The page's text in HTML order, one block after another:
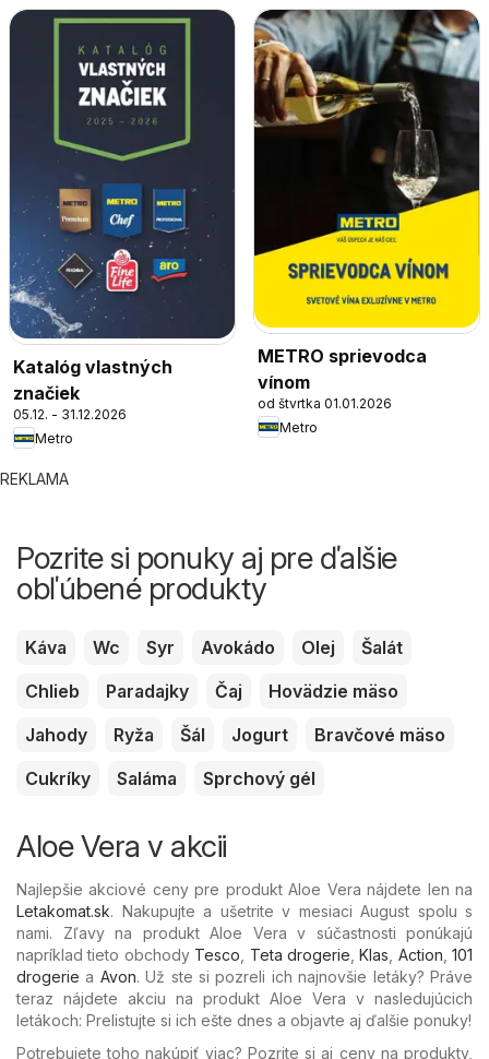
Katalóg vlastných
značiek
05.12. - 31.12.2026
Metro
METRO sprievodca
vínom
od štvrtka 01.01.2026
Metro
REKLAMA
Pozrite si ponuky aj pre ďalšie
obľúbené produkty
Káva Wc Syr Avokádo Olej
Šalát
Chlieb
Paradajky Čaj
Hovädzie mäso
Jahody
Ryža Šál Jogurt
Bravčové mäso
Cukríky
Saláma Sprchový gél
Aloe Vera v akcii
Najlepšie akciové ceny pre produkt Aloe Vera nájdete len na
Letakomat.sk. Nakupujte a ušetrite v mesiaci August spolu s
nami. Zľavy na produkt Aloe Vera v súčastnosti ponúkajú
napríklad tieto obchody Tesco Teta drogerie ,Klas Action 101
drogerie a Avon. Už ste si pozreli ich najnovšie letáky? Práve
teraz nájdete akciu na produkt Aloe Vera v nasledujúcich
letákoch: Prelistujte si ich ešte dnes a objavte aj ďalšie ponuky!
Potrebujete toho nakúpiť viac? Pozrite si aj ceny na produkty,